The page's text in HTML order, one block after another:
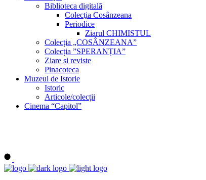
Biblioteca digitală
Colecţia Cosânzeana
Periodice
Ziarul CHIMISTUL
Colecția „COSÂNZEANA”
Colecția ”SPERANȚIA”
Ziare și reviste
Pinacoteca
Muzeul de Istorie
Istoric
Articole/colecții
Cinema “Capitol”